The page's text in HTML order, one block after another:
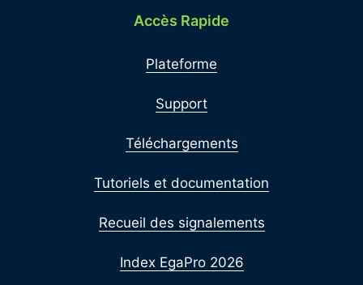
Accès Rapide
Plateforme
Support
Téléchargements
Tutoriels et documentation
Recueil des signalements
Index EgaPro 2026